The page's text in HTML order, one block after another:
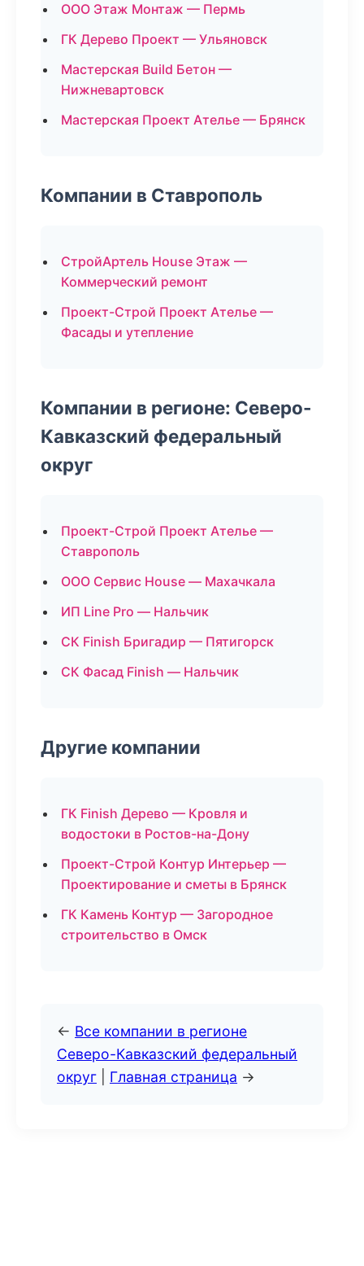
ООО Этаж Монтаж — Пермь
ГК Дерево Проект — Ульяновск
Мастерская Build Бетон —
Нижневартовск
Мастерская Проект Ателье — Брянск
Компании в Ставрополь
СтройАртель House Этаж —
Коммерческий ремонт
Проект-Строй Проект Ателье —
Фасады и утепление
Компании в регионе: Северо-
Кавказский федеральный
округ
Проект-Строй Проект Ателье —
Ставрополь
ООО Сервис House — Махачкала
ИП Line Pro — Нальчик
СК Finish Бригадир — Пятигорск
СК Фасад Finish — Нальчик
Другие компании
ГК Finish Дерево — Кровля и
водостоки в Ростов-на-Дону
Проект-Строй Контур Интерьер —
Проектирование и сметы в Брянск
ГК Камень Контур — Загородное
строительство в Омск
← Все компании в регионе
Северо-Кавказский федеральный
округ
Главная страница →